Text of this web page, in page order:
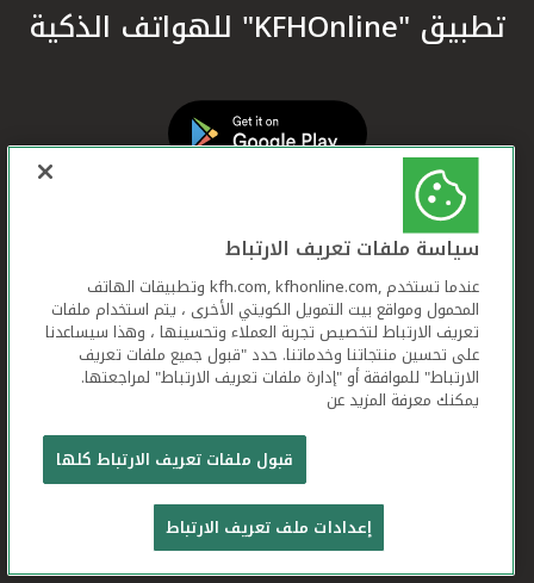
تواصل معنا
تطبيق "KFHOnline" للهواتف الذكية
بيت التمويل الكويتي جميع الحقوق محفوظة © 2026
شروط وأحكام استخدام الموقع الإلكتروني
تعريف الارتباط بيان الخصوصية
سياسة ملفات تعريف الارتباط
عندما تستخدم ,kfh.com, kfhonline.com وتطبيقات الهاتف
المحمول ومواقع بيت التمويل الكويتي الأخرى ، يتم استخدام ملفات
تعريف الارتباط لتخصيص تجربة العملاء وتحسينها ، وهذا سيساعدنا
على تحسين منتجاتنا وخدماتنا. حدد "قبول جميع ملفات تعريف
الارتباط" للموافقة أو "إدارة ملفات تعريف الارتباط" لمراجعتها.
يمكنك معرفة المزيد عن
قبول ملفات تعريف الارتباط كلها
إعدادات ملف تعريف الارتباط